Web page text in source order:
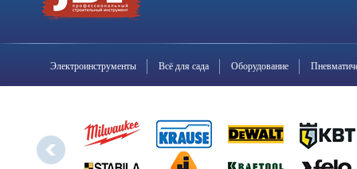
Электроинструменты Всё для сада Оборудование